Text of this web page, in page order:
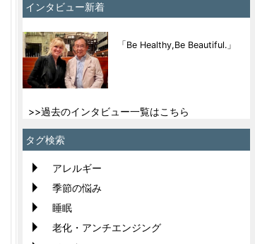
インタビュー新着
「Be Healthy,Be Beautiful.」
>>過去のインタビュー一覧はこちら
タグ検索
アレルギー
季節の悩み
睡眠
老化・アンチエンジング